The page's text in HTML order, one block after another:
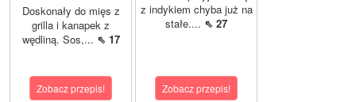
Doskonały do mięs z
grilla i kanapek z
wędliną. Sos,... ⇖ 17
Zobacz przepis!
z indykiem chyba już na
stałe.... ⇖ 27
Zobacz przepis!